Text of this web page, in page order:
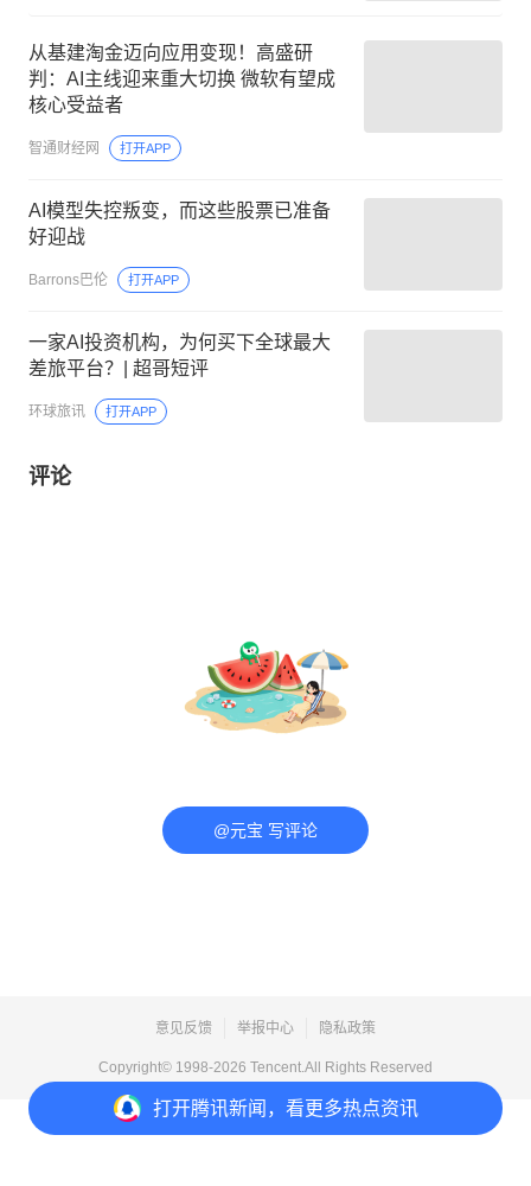
打开腾讯新闻，看更多热点资讯
从基建淘金迈向应用变现！高盛研
判：AI主线迎来重大切换 微软有望成
核心受益者
智通财经网 打开APP
AI模型失控叛变，而这些股票已准备
好迎战
Barrons巴伦 打开APP
一家AI投资机构，为何买下全球最大
差旅平台？| 超哥短评
环球旅讯 打开APP
评论
@元宝 写评论
意见反馈 举报中心 隐私政策
Copyright© 1998-2026 Tencent.All Rights Reserved